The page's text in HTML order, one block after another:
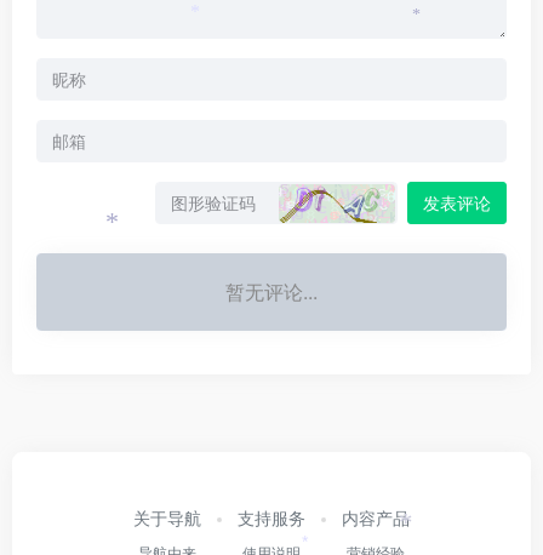
发表评论
暂无评论...
关于导航 支持服务 内容产品
*